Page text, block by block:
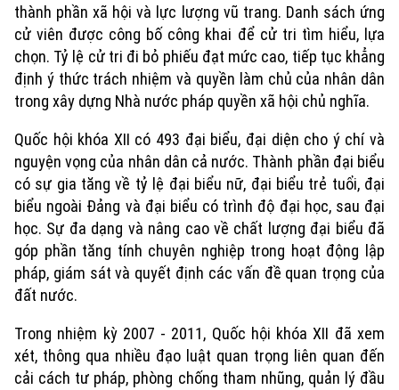
Xu hướng
thành phần xã hội và lực lượng vũ trang. Danh sách ứng
cử viên được công bố công khai để cử tri tìm hiểu, lựa
chọn. Tỷ lệ cử tri đi bỏ phiếu đạt mức cao, tiếp tục khẳng
định ý thức trách nhiệm và quyền làm chủ của nhân dân
trong xây dựng Nhà nước pháp quyền xã hội chủ nghĩa.
Quốc hội khóa XII có 493 đại biểu, đại diện cho ý chí và
nguyện vọng của nhân dân cả nước. Thành phần đại biểu
có sự gia tăng về tỷ lệ đại biểu nữ, đại biểu trẻ tuổi, đại
biểu ngoài Đảng và đại biểu có trình độ đại học, sau đại
học. Sự đa dạng và nâng cao về chất lượng đại biểu đã
góp phần tăng tính chuyên nghiệp trong hoạt động lập
pháp, giám sát và quyết định các vấn đề quan trọng của
đất nước.
Trong nhiệm kỳ 2007 - 2011, Quốc hội khóa XII đã xem
xét, thông qua nhiều đạo luật quan trọng liên quan đến
cải cách tư pháp, phòng chống tham nhũng, quản lý đầu